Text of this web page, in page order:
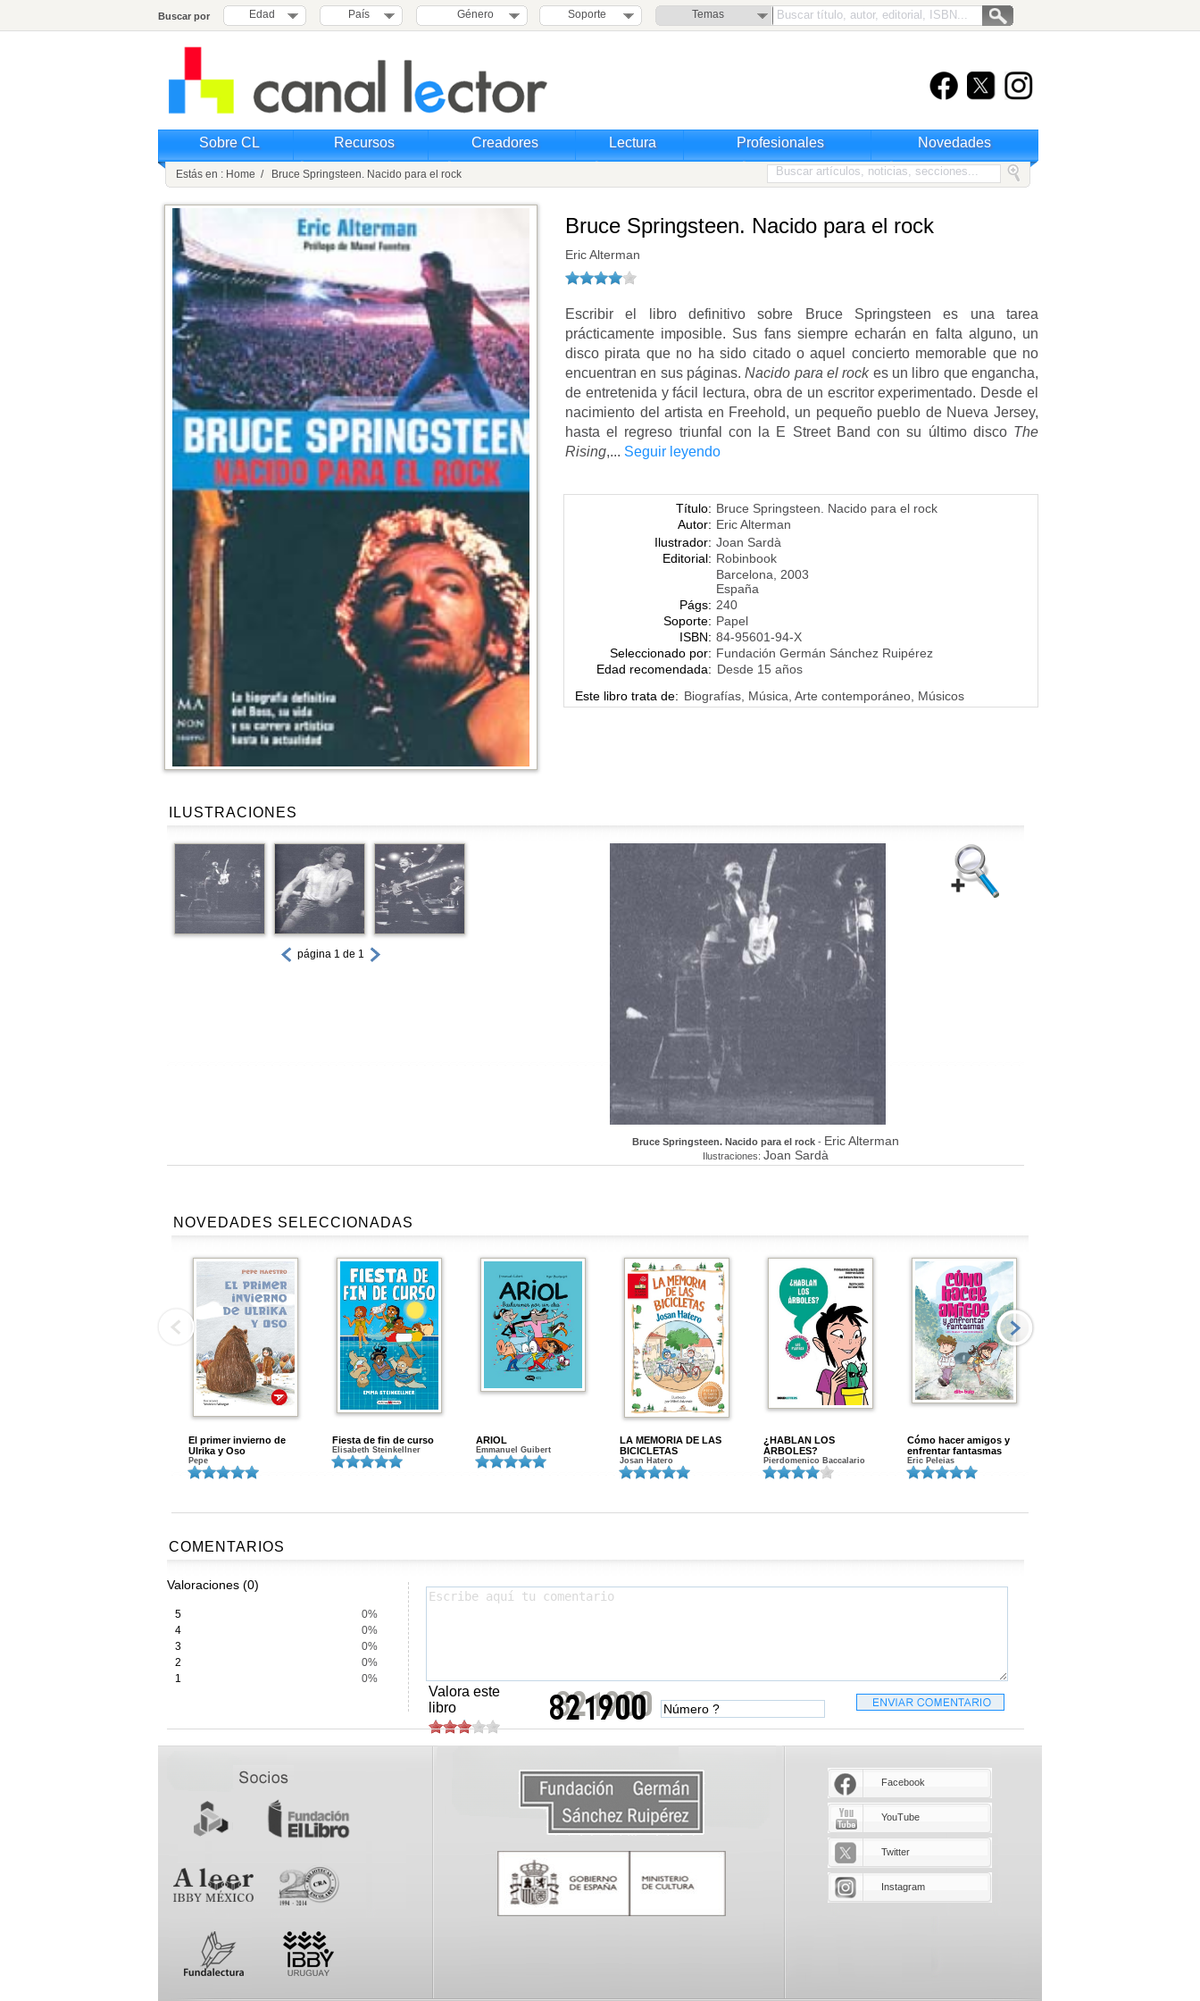
Buscar por Edad País Género Soporte Temas
Sobre CL Recursos Creadores Lectura Profesionales Novedades
Estás en : Home / Bruce Springsteen. Nacido para el rock
Bruce Springsteen. Nacido para el rock
Eric Alterman
Escribir el libro definitivo sobre Bruce Springsteen es una tarea
prácticamente imposible. Sus fans siempre echarán en falta alguno, un
disco pirata que no ha sido citado o aquel concierto memorable que no
encuentran en sus páginas.Nacido para el rockes un libro que engancha,
de entretenida y fácil lectura, obra de un escritor experimentado. Desde el
nacimiento del artista en Freehold, un pequeño pueblo de Nueva Jersey,
hasta el regreso triunfal con la E Street Band con su último disco The
Rising,... Seguir leyendo
Título: Bruce Springsteen. Nacido para el rock
Autor: Eric Alterman
Ilustrador: Joan Sardà
Editorial: Robinbook
Barcelona, 2003
España
Págs: 240
Soporte: Papel
ISBN: 84-95601-94-X
Seleccionado por: Fundación Germán Sánchez Ruipérez
Edad recomendada: Desde 15 años
Este libro trata de: Biografías, Música, Arte contemporáneo, Músicos
ILUSTRACIONES
página 1 de 1
Bruce Springsteen. Nacido para el rock- Eric Alterman
Ilustraciones: Joan Sardà
NOVEDADES SELECCIONADAS
El primer invierno de
Ulrika y Oso
Pepe
Fiesta de fin de curso
Elisabeth Steinkellner
ARIOL
Emmanuel Guibert
LA MEMORIA DE LAS
BICICLETAS
Josan Hatero
¿HABLAN LOS
ÁRBOLES?
Pierdomenico Baccalario
Cómo hacer amigos y
enfrentar fantasmas
Eric Peleias
COMENTARIOS
Valoraciones (0)
5
0%
4
0%
3
0%
2
0%
1
0%
Valora este
libro
Facebook
YouTube
Twitter
Instagram